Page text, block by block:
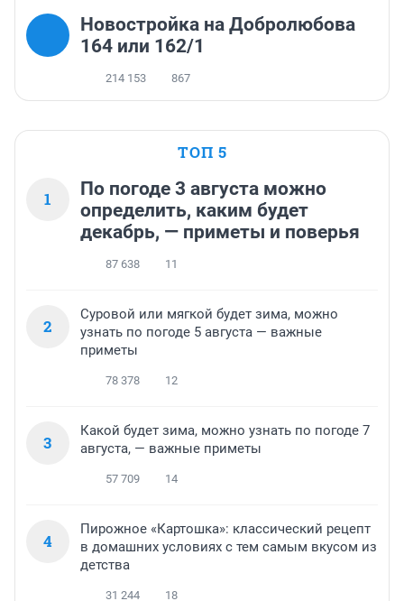
Новостройка на Добролюбова
164 или 162/1
214 153 867
ТОП 5
1
По погоде 3 августа можно
определить, каким будет
декабрь, — приметы и поверья
87 638 11
2
Суровой или мягкой будет зима, можно
узнать по погоде 5 августа — важные
приметы
78 378 12
3
Какой будет зима, можно узнать по погоде 7
августа, — важные приметы
57 709 14
4
Пирожное «Картошка»: классический рецепт
в домашних условиях с тем самым вкусом из
детства
31 244 18